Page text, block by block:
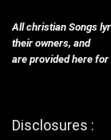
All christian Songs
their owners, and
are provided here for
Disclosures :